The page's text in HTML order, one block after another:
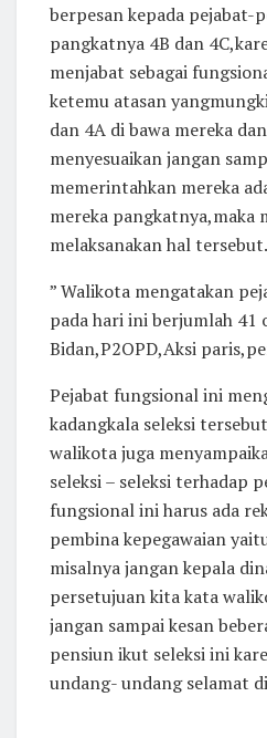
berpesan kepada pejabat-
pangkatnya 4B dan
menjabat sebagai
ketemu atasan
dan 4A di bawa mereka
menyesuaikan jangan
memerintahkan mereka
mereka pangkatnya,maka
melaksanakan hal tersebut.
” Walikota mengatakan
pada hari ini berjumlah 41
Bidan,P2OPD,Aksi
Pejabat fungsional ini
kadangkala seleksi
walikota juga
seleksi – seleksi terhadap
fungsional ini harus ada
pembina kepegawaian
misalnya jangan kepala
persetujuan kita kata
jangan sampai kesan
pensiun ikut seleksi ini
undang- undang selamat